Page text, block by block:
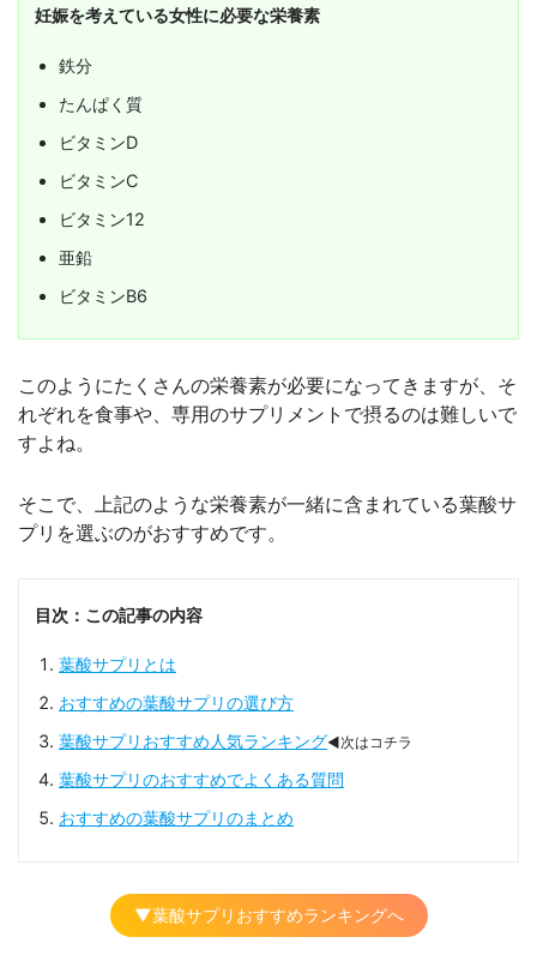
妊娠を考えている女性に必要な栄養素
鉄分
たんぱく質
ビタミンD
ビタミンC
ビタミン12
亜鉛
ビタミンB6
このようにたくさんの栄養素が必要になってきますが、そ
れぞれを食事や、専用のサプリメントで摂るのは難しいで
すよね。
そこで、上記のような栄養素が一緒に含まれている葉酸サ
プリを選ぶのがおすすめです。
目次：この記事の内容
葉酸サプリとは
おすすめの葉酸サプリの選び方
葉酸サプリおすすめ人気ランキング◀次はコチラ
葉酸サプリのおすすめでよくある質問
おすすめの葉酸サプリのまとめ
▼葉酸サプリおすすめランキングへ